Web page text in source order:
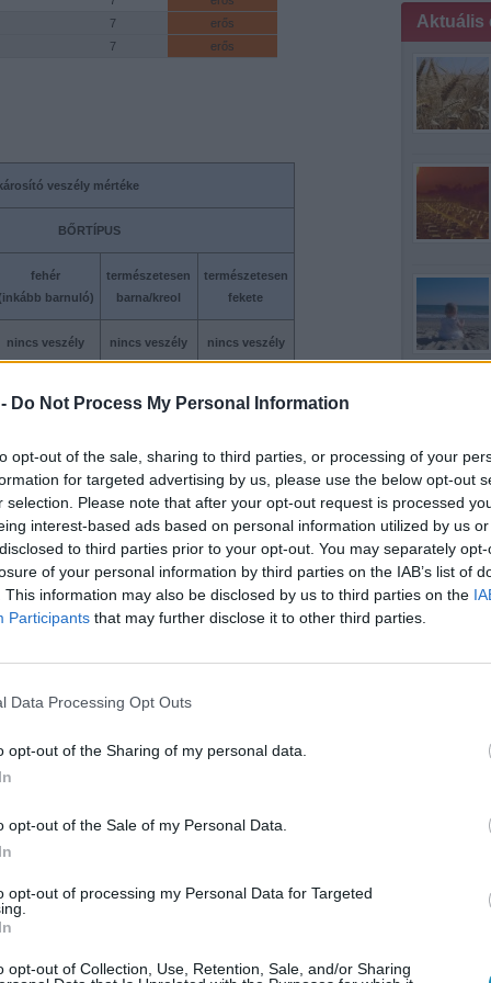
Do Not Process My Personal Information
opt-out of the sale, sharing to third parties, or processing of your
for targeted advertising by us, please use the below opt-out
selection. Please note that after your opt-out request is processed
interest-based ads based on personal information utilized by us
to third parties prior to your opt-out. You may separately
of your personal information by third parties on the IAB’s list of
This information may also be disclosed by us to third parties on the
Participants that may further disclose it to other third parties.
Data Processing Opt Outs
opt-out of the Sharing of my personal data.
opt-out of the Sale of my Personal Data.
opt-out of processing my Personal Data for Targeted
opt-out of Collection, Use, Retention, Sale, and/or Sharing
7
erős
7 erős
veszély mértéke
BŐRTÍPUS
fehér
(inkább barnuló)
természetesen
barna/kreol
természetesen
fekete
nincs veszély nincs veszély nincs veszély
alacsony nincs veszély nincs veszély
közepes alacsony nincs veszély
közepes közepes alacsony
magas közepes közepes
magas közepes
magas magas közepes
nem
– 30-60 perc napon
– 20-30 perc alatt erős
Aktuális